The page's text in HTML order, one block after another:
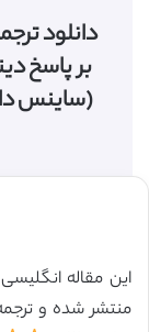
دانلود
بر پاسخ